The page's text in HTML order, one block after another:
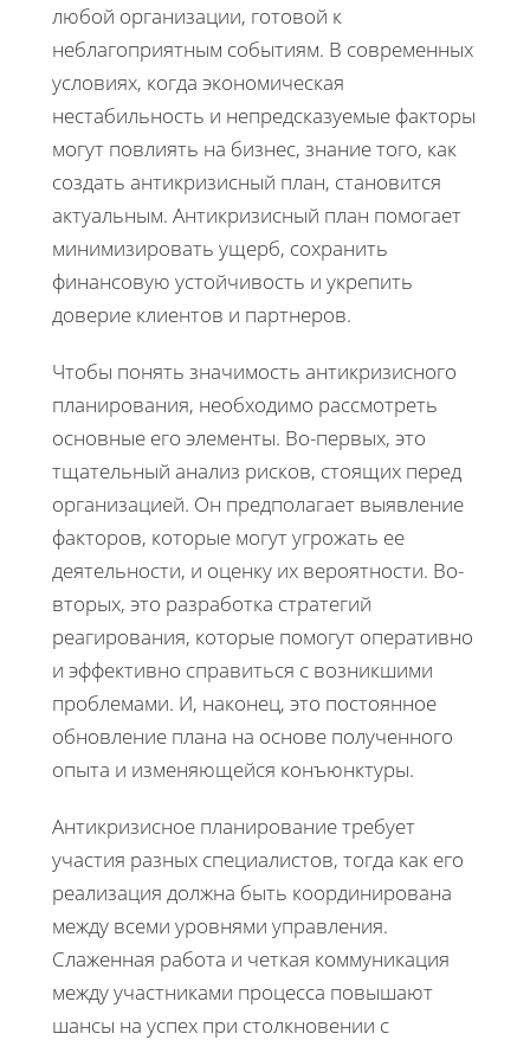
любой организации, готовой к
неблагоприятным событиям. В современных
условиях, когда экономическая
нестабильность и непредсказуемые факторы
могут повлиять на бизнес, знание того, как
создать антикризисный план, становится
актуальным. Антикризисный план помогает
минимизировать ущерб, сохранить
финансовую устойчивость и укрепить
доверие клиентов и партнеров.
Чтобы понять значимость антикризисного
планирования, необходимо рассмотреть
основные его элементы. Во-первых, это
тщательный анализ рисков, стоящих перед
организацией. Он предполагает выявление
факторов, которые могут угрожать ее
деятельности, и оценку их вероятности. Во-
вторых, это разработка стратегий
реагирования, которые помогут оперативно
и эффективно справиться с возникшими
проблемами. И, наконец, это постоянное
обновление плана на основе полученного
опыта и изменяющейся конъюнктуры.
Антикризисное планирование требует
участия разных специалистов, тогда как его
реализация должна быть координирована
между всеми уровнями управления.
Слаженная работа и четкая коммуникация
между участниками процесса повышают
шансы на успех при столкновении с